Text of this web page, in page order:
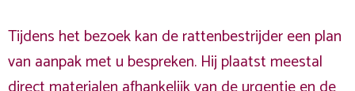
Tijdens het bezoek kan de rattenbestrijder een plan
van aanpak met u bespreken. Hij plaatst meestal